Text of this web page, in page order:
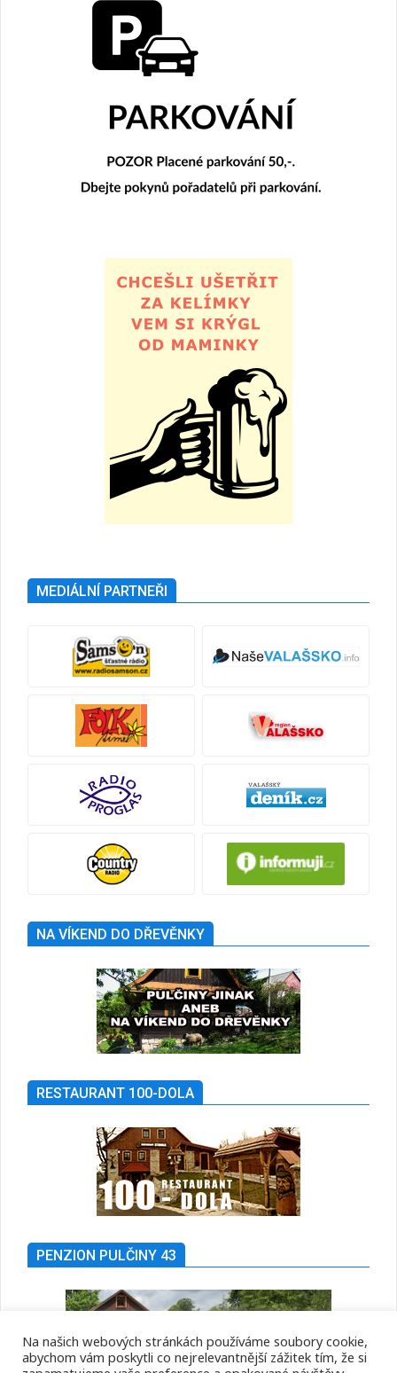
MEDIÁLNÍ PARTNEŘI
NA VÍKEND DO DŘEVĚNKY
RESTAURANT 100-DOLA
PENZION PULČINY 43
Na našich webových stránkách používáme soubory cookie,
abychom vám poskytli co nejrelevantnější zážitek tím, že si